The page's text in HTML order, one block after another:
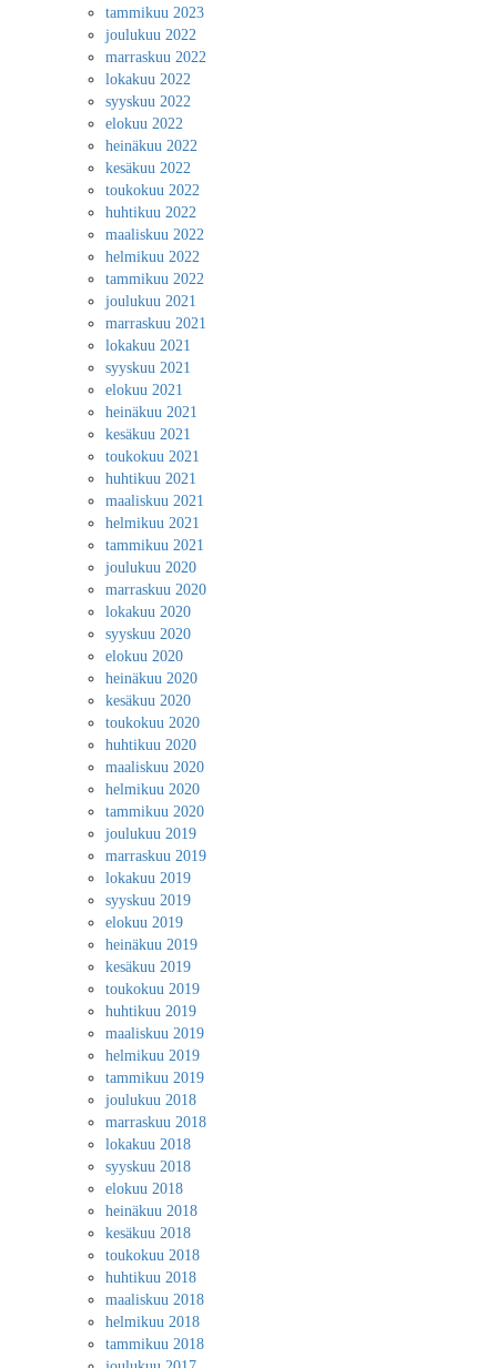
tammikuu 2023
joulukuu 2022
marraskuu 2022
lokakuu 2022
syyskuu 2022
elokuu 2022
heinäkuu 2022
kesäkuu 2022
toukokuu 2022
huhtikuu 2022
maaliskuu 2022
helmikuu 2022
tammikuu 2022
joulukuu 2021
marraskuu 2021
lokakuu 2021
syyskuu 2021
elokuu 2021
heinäkuu 2021
kesäkuu 2021
toukokuu 2021
huhtikuu 2021
maaliskuu 2021
helmikuu 2021
tammikuu 2021
joulukuu 2020
marraskuu 2020
lokakuu 2020
syyskuu 2020
elokuu 2020
heinäkuu 2020
kesäkuu 2020
toukokuu 2020
huhtikuu 2020
maaliskuu 2020
helmikuu 2020
tammikuu 2020
joulukuu 2019
marraskuu 2019
lokakuu 2019
syyskuu 2019
elokuu 2019
heinäkuu 2019
kesäkuu 2019
toukokuu 2019
huhtikuu 2019
maaliskuu 2019
helmikuu 2019
tammikuu 2019
joulukuu 2018
marraskuu 2018
lokakuu 2018
syyskuu 2018
elokuu 2018
heinäkuu 2018
kesäkuu 2018
toukokuu 2018
huhtikuu 2018
maaliskuu 2018
helmikuu 2018
tammikuu 2018